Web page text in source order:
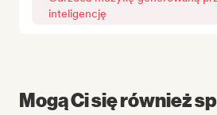
inteligencję
Mogą Ci się również